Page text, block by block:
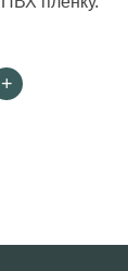
+